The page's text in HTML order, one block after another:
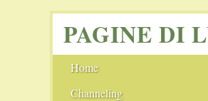
PAGINE DI
Home
Channeling